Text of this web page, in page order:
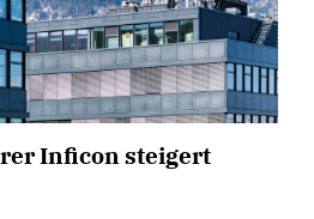
Inficon steigert